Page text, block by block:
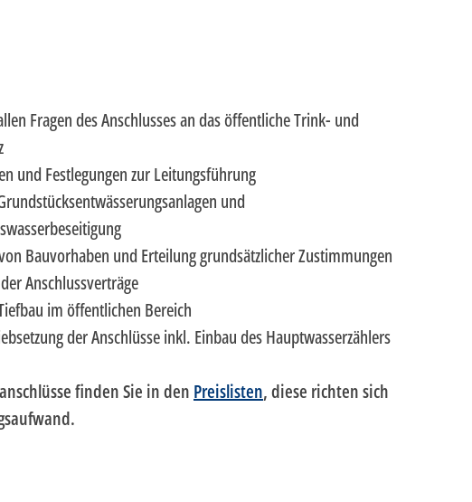
Fragen des Anschlusses an das öffentliche Trink- und
und Festlegungen zur Leitungsführung
und
Bauvorhaben und Erteilung grundsätzlicher Zustimmungen
Anschlussverträge
im öffentlichen Bereich
der Anschlüsse inkl. Einbau des Hauptwasserzählers
finden Sie in den Preislisten, diese richten sich